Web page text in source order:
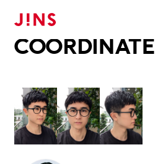
COORDINATE